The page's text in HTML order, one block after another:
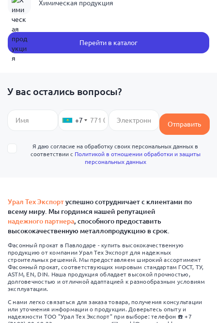
Химическая продукция
Перейти в каталог
У вас остались вопросы?
+7 Отправить
Я даю согласие на обработку своих персональных данных в
соответствии с Политикой в отношении обработки и защиты
персональных данных
Урал Тех Экспортуспешно сотрудничает с клиентами по
всему миру. Мы гордимся нашей репутацией
надежного партнера, способного предоставить
высококачественную металлопродукцию в срок.
Фасонный прокат в Павлодаре - купить высококачественную
продукцию от компании Урал Тех Экспорт для надежных
строительных решений. Мы предоставляем широкий ассортимент
Фасонный прокат, соответствующих мировым стандартам ГОСТ, ТУ,
ASTM, EN, DIN. Наша продукция обладает высокой прочностью,
долговечностью и отличной адаптацией к разнообразным условиям
эксплуатации.
С нами легко связаться для заказа товара, получения консультации
или уточнения информации о продукции. Доверьтесь опыту и
надежности ТОО "Урал Тех Экспорт" при выборе: телефон ☎️ +7